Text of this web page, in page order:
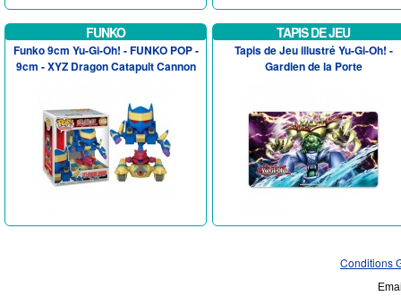
FUNKO
Funko 9cm Yu-Gi-Oh! - FUNKO POP -
9cm - XYZ Dragon Catapult Cannon
TAPIS DE JEU
Tapis de Jeu illustré Yu-Gi-Oh! -
Gardien de la Porte
Conditions